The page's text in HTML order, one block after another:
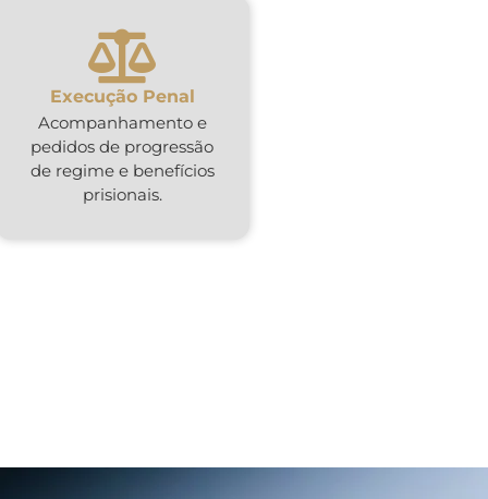
Execução Penal
Acompanhamento e
pedidos de progressão
de regime e benefícios
prisionais.